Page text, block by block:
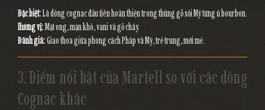
Đặc biệt:Là dòng cognac đầu tiên hoàn thiện trong thùng gỗ sồi Mỹ từng ủ bourbon.
Hương vị:Mật ong, mận khô, vani và gỗ cháy.
Đánh giá:Giao thoa giữa phong cách Pháp và Mỹ, trẻ trung, mới mẻ.
3. Điểm nổi bật của Martell so với các dòng
Cognac khác